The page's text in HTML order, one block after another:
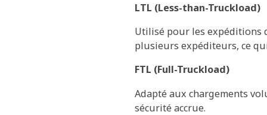
LTL (Less-than-Truckload)
Utilisé pour les expéditions
plusieurs expéditeurs, ce
FTL (Full-Truckload)
Adapté aux chargements
sécurité accrue.